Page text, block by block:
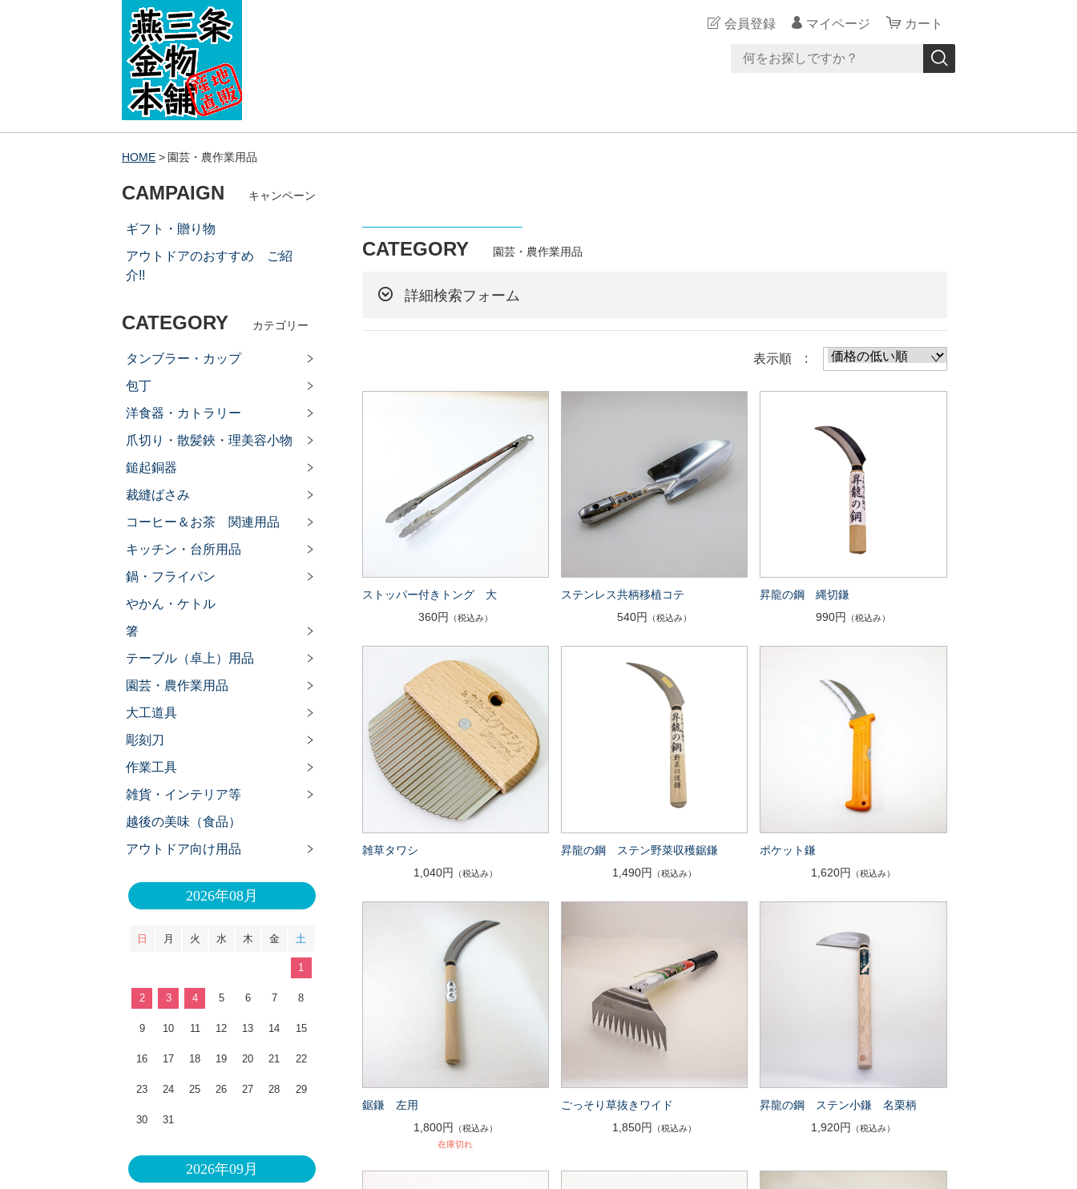
会員登録 マイページ カート
HOME 園芸・農作業用品
CATEGORY 園芸・農作業用品
詳細検索フォーム
表示順 :
ストッパー付きトング 大
360円
（税込み）
ステンレス共柄移植コテ
540円
（税込み）
昇龍の鋼 縄切鎌
990円
（税込み）
雑草タワシ
1,040円
（税込み）
昇龍の鋼 ステン野菜収穫鋸鎌
1,490円
（税込み）
ポケット鎌
1,620円
（税込み）
鋸鎌 左用
1,800円
（税込み）
在庫切れ
ごっそり草抜きワイド
1,850円
（税込み）
昇龍の鋼 ステン小鎌 名栗柄
1,920円
（税込み）
CAMPAIGN キャンペーン
ギフト・贈り物
アウトドアのおすすめ ご紹
介!!
CATEGORY カテゴリー
タンブラー・カップ
包丁
洋食器・カトラリー
爪切り・散髪鋏・理美容小物
鎚起銅器
裁縫ばさみ
コーヒー＆お茶 関連用品
キッチン・台所用品
鍋・フライパン
やかん・ケトル
箸
テーブル（卓上）用品
園芸・農作業用品
大工道具
彫刻刀
作業工具
雑貨・インテリア等
越後の美味（食品）
アウトドア向け用品
2026年08月
日 月 火 水 木 金 土
1
2 3 4 5 6 7 8
9 10 11 12 13 14 15
16 17 18 19 20 21 22
23 24 25 26 27 28 29
30 31
2026年09月